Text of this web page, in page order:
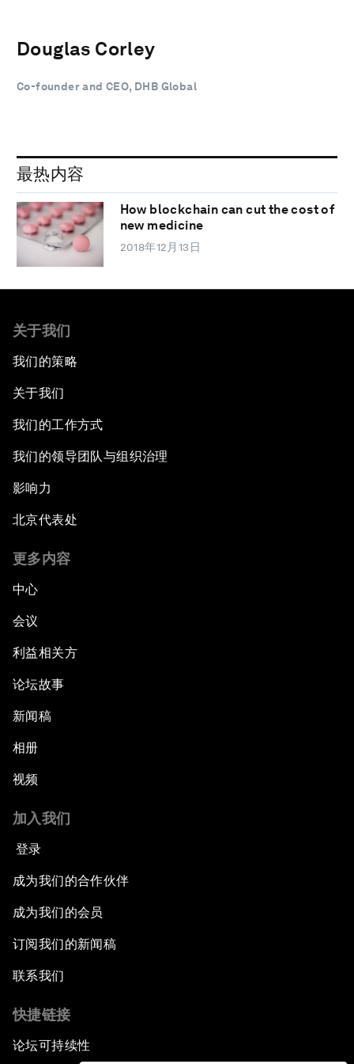
Douglas Corley
Co-founder and CEO, DHB Global
最热内容
How blockchain can cut the cost of
new medicine
2018年12月13日
关于我们
我们的策略
关于我们
我们的工作方式
我们的领导团队与组织治理
影响力
北京代表处
更多内容
中心
会议
利益相关方
论坛故事
新闻稿
相册
视频
加入我们
登录
成为我们的合作伙伴
成为我们的会员
订阅我们的新闻稿
联系我们
快捷链接
论坛可持续性